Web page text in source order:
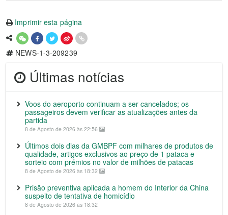
Imprimir esta página
NEWS-1-3-209239
Últimas notícias
Voos do aeroporto continuam a ser cancelados; os
passageiros devem verificar as atualizações antes da
partida
8 de Agosto de 2026 às 22:56
Últimos dois dias da GMBPF com milhares de produtos de
qualidade, artigos exclusivos ao preço de 1 pataca e
sorteio com prémios no valor de milhões de patacas
8 de Agosto de 2026 às 18:32
Prisão preventiva aplicada a homem do Interior da China
suspeito de tentativa de homicídio
8 de Agosto de 2026 às 18:32